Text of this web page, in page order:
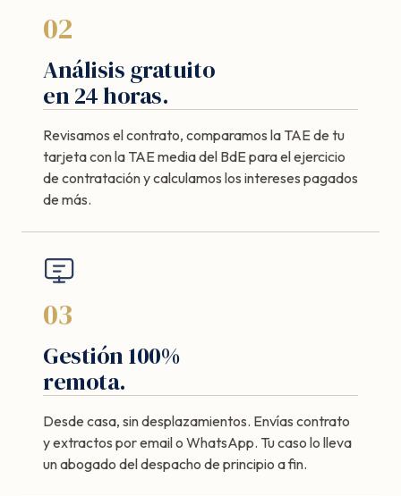
02
Análisis gratuito
en 24 horas.
Revisamos el contrato, comparamos la TAE de tu
tarjeta con la TAE media del BdE para el ejercicio
de contratación y calculamos los intereses pagados
de más.
03
Gestión 100%
remota.
Desde casa, sin desplazamientos. Envías contrato
y extractos por email o WhatsApp. Tu caso lo lleva
un abogado del despacho de principio a fin.